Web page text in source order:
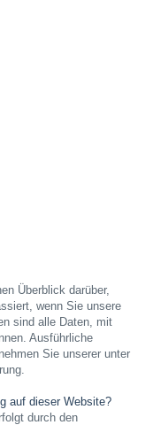
Überblick darüber,
wenn Sie unsere
sind alle Daten, mit
Ausführliche
Sie unserer unter
auf dieser Website?
durch den